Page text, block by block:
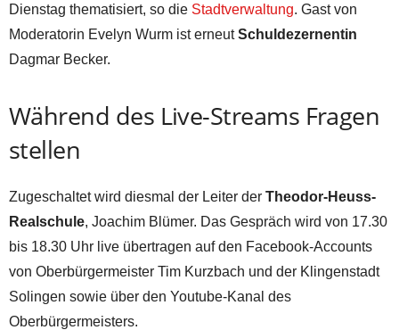
Dienstag thematisiert, so die Stadtverwaltung. Gast von
Moderatorin Evelyn Wurm ist erneutSchuldezernentin
Dagmar Becker.
Während des Live-Streams Fragen
stellen
Zugeschaltet wird diesmal der Leiter der Theodor-Heuss-
Realschule, Joachim Blümer. Das Gespräch wird von 17.30
bis 18.30 Uhr live übertragen auf den Facebook-Accounts
von Oberbürgermeister Tim Kurzbach und der Klingenstadt
Solingen sowie über den Youtube-Kanal des
Oberbürgermeisters.